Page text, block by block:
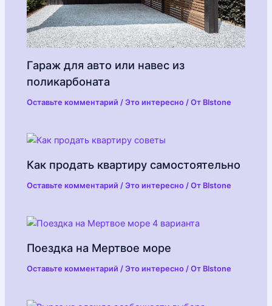
Гараж для авто или навес из
поликарбоната
Оставьте комментарий /Это интересно / От Blstone
Как продать квартиру самостоятельно
Оставьте комментарий /Это интересно / От Blstone
Поездка на Мертвое море
Оставьте комментарий /Это интересно / От Blstone